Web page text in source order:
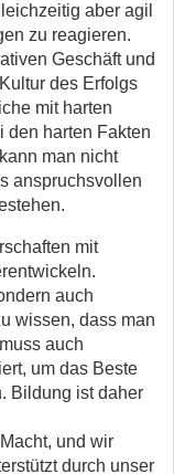
aber agil
zu reagieren.
Geschäft und
des Erfolgs
mit harten
den harten Fakten
man nicht
anspruchsvollen
mit
auch
wissen, dass man
auch
um das Beste
Bildung ist daher
und wir
durch unser